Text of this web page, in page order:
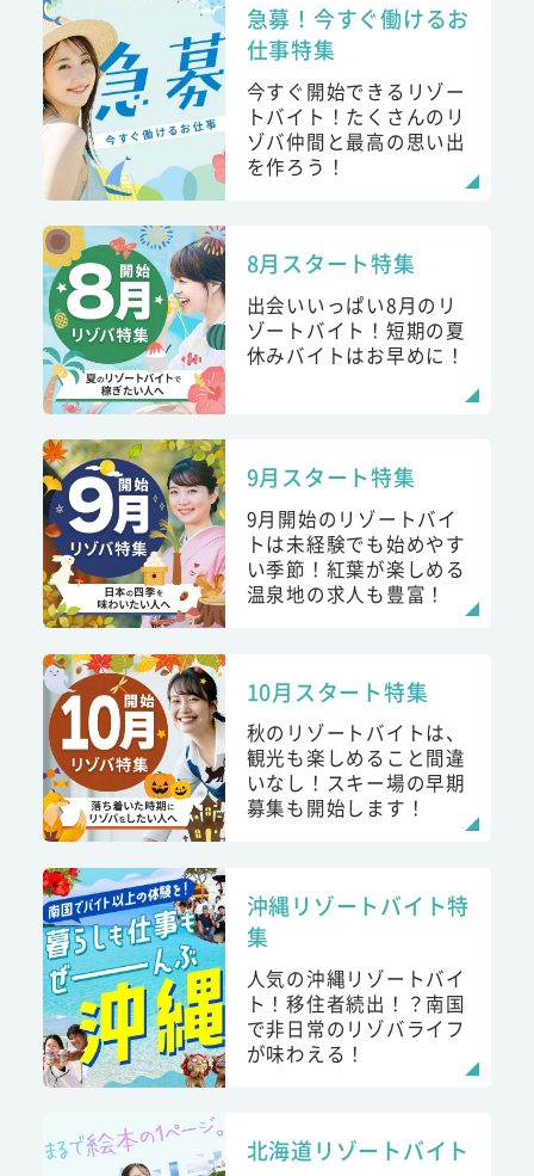
急募！今すぐ働けるお
仕事特集
今すぐ開始できるリゾー
トバイト！たくさんのリ
ゾバ仲間と最高の思い出
を作ろう！
8月スタート特集
出会いいっぱい8月のリ
ゾートバイト！短期の夏
休みバイトはお早めに！
9月スタート特集
9月開始のリゾートバイ
トは未経験でも始めやす
い季節！紅葉が楽しめる
温泉地の求人も豊富！
10月スタート特集
秋のリゾートバイトは、
観光も楽しめること間違
いなし！スキー場の早期
募集も開始します！
沖縄リゾートバイト特
集
人気の沖縄リゾートバイ
ト！移住者続出！？南国
で非日常のリゾバライフ
が味わえる！
北海道リゾートバイト